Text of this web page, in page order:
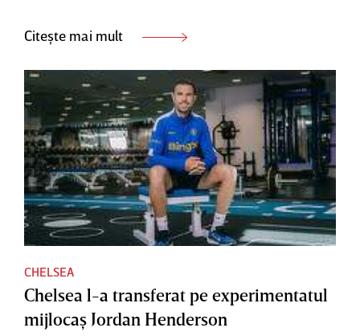
Citește mai mult
CHELSEA
Chelsea l-a transferat pe experimentatul
mijlocaş Jordan Henderson